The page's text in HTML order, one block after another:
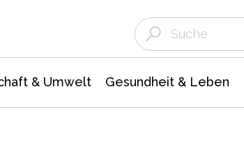
& Umwelt Gesundheit & Leben